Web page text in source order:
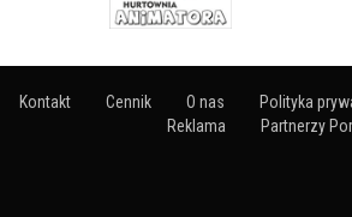
Kontakt Cennik O nas Polityka
Reklama
Partnerzy